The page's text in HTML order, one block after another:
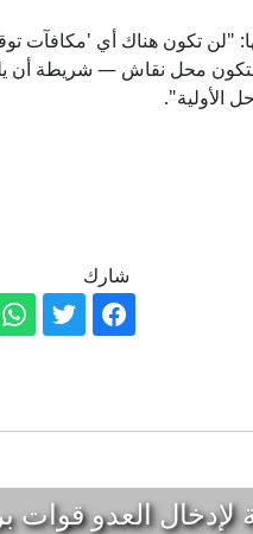
"لن تكون هناك أي 'مكافآت
محل نقاش — شريطة أن
الأولية".
شارك
العدو قوات